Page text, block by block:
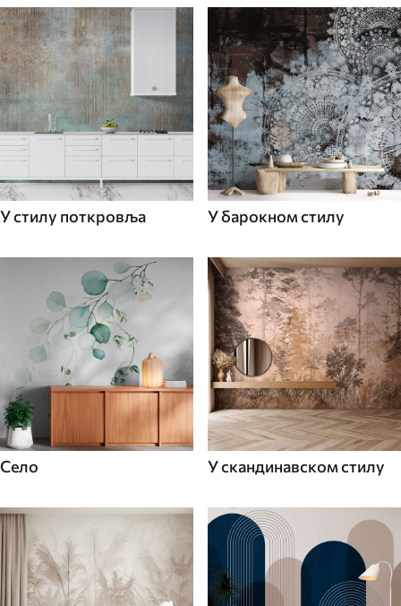
У стилу поткровља У барокном стилу
Село У скандинавском стилу